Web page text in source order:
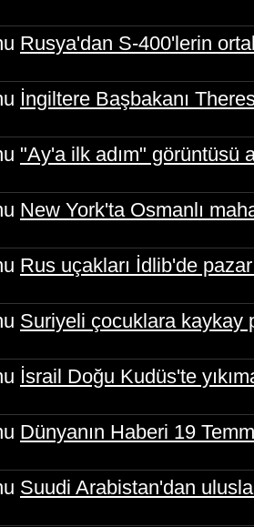
Rusya'dan S-400'lerin
İngiltere Başbakanı
"Ay'a ilk adım" görüntüsü
New York'ta Osmanlı
Rus uçakları İdlib'de
Suriyeli çocuklara kaykay
İsrail Doğu Kudüs'te
Dünyanın Haberi 19
Suudi Arabistan'dan